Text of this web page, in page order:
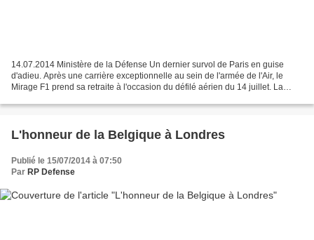
14.07.2014 Ministère de la Défense Un dernier survol de Paris en guise
d'adieu. Après une carrière exceptionnelle au sein de l'armée de l'Air, le
Mirage F1 prend sa retraite à l'occasion du défilé aérien du 14 juillet. La
L'honneur de la Belgique à Londres
Publié le 15/07/2014 à 07:50
Par RP Defense